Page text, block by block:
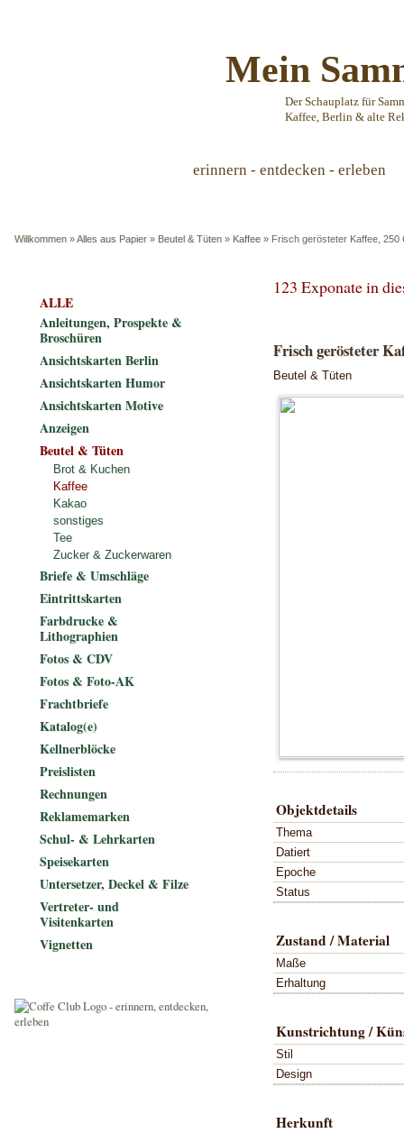
Mein
Der Schauplatz für
Kaffee, Berlin & alte
erinnern - entdecken - erleben
Willkommen »Alles aus Papier » Beutel & Tüten » Kaffee » Frisch gerösteter Kaffee, 250
123 Exponate in
Frisch gerösteter
Beutel & Tüten
Objektdetails
Thema
Datiert
Epoche
Status
Zustand / Material
Maße
Erhaltung
Kunstrichtung /
Stil
Design
Herkunft
ALLE
Anleitungen, Prospekte &
Broschüren
Ansichtskarten Berlin
Ansichtskarten Humor
Ansichtskarten Motive
Anzeigen
Beutel & Tüten
Brot & Kuchen
Kaffee
Kakao
sonstiges
Tee
Zucker & Zuckerwaren
Briefe & Umschläge
Eintrittskarten
Farbdrucke &
Lithographien
Fotos & CDV
Fotos & Foto-AK
Frachtbriefe
Katalog(e)
Kellnerblöcke
Preislisten
Rechnungen
Reklamemarken
Schul- & Lehrkarten
Speisekarten
Untersetzer, Deckel & Filze
Vertreter- und
Visitenkarten
Vignetten